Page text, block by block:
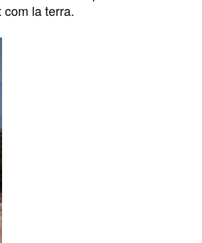
la terra.